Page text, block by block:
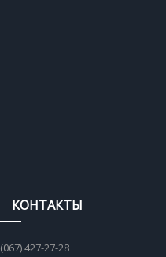
КОНТАКТЫ
(067) 427-27-28